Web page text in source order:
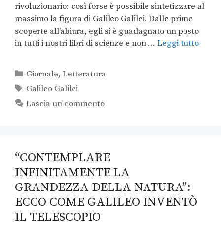
rivoluzionario: così forse è possibile sintetizzare al
massimo la figura di Galileo Galilei. Dalle prime
scoperte all’abiura, egli si è guadagnato un posto
in tutti i nostri libri di scienze e non … Leggi tutto
Giornale,Letteratura
Galileo Galilei
Lascia un commento
“CONTEMPLARE
INFINITAMENTE LA
GRANDEZZA DELLA NATURA”:
ECCO COME GALILEO INVENTÒ
IL TELESCOPIO